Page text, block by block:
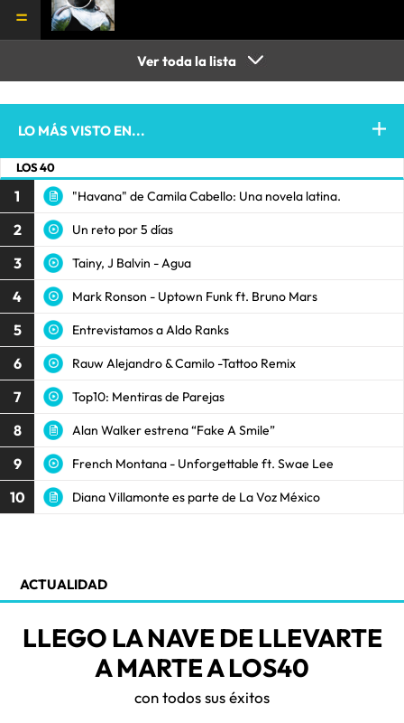
Ver toda la lista
LO MÁS VISTO EN...
LOS 40
1 "Havana" de Camila Cabello: Una novela latina.
2 Un reto por 5 días
3 Tainy, J Balvin - Agua
4 Mark Ronson - Uptown Funk ft. Bruno Mars
5 Entrevistamos a Aldo Ranks
6 Rauw Alejandro & Camilo -Tattoo Remix
7 Top10: Mentiras de Parejas
8 Alan Walker estrena “Fake A Smile”
9 French Montana - Unforgettable ft. Swae Lee
10 Diana Villamonte es parte de La Voz México
ACTUALIDAD
LLEGO LA NAVE DE LLEVARTE
A MARTE A LOS40
con todos sus éxitos